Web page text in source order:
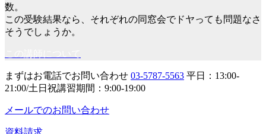
数。
この受験結果なら、それぞれの同窓会でドヤっても問題なさ
そうでしょうか。
まずはお電話でお問い合わせ 03-5787-5563 平日：13:00-
21:00/土日祝講習期間：9:00-19:00
メールでのお問い合わせ
資料請求